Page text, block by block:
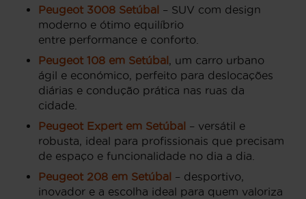
Peugeot 3008 Setúbal – SUV com design
moderno e ótimo equilíbrio
entre performance e conforto.
Peugeot 108 em Setúbal , um carro urbano
ágil e económico, perfeito para deslocações
diárias e condução prática nas ruas da
cidade.
Peugeot Expert em Setúbal – versátil e
robusta, ideal para profissionais que precisam
de espaço e funcionalidade no dia a dia.
Peugeot 208 em Setúbal – desportivo,
inovador e a escolha ideal para quem valoriza